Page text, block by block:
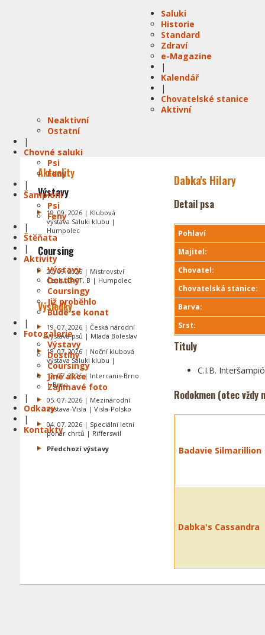
Saluki
Historie
Standard
Zdraví
e-Magazine
|
Kalendář
|
Chovatelské stanice
Aktivní
Neaktivní
Ostatní
|
Chovné saluki
Psi
Feny
|
Šampióni
Psi
Feny
|
Štěňata
|
Aktivity
Výstavy
Dostihy
Coursingy
Již proběhlo
Bude se konat
|
Fotogalerie
Výstavy
Dostihy
Coursingy
Jiné akce
Zajímavé foto
|
Odkazy
|
Kontakty
Dabka's Hilary
Detail psa
Pohlaví
Majitel:
Chovatel:
Chovatelská stanice:
Barva:
Srst:
Tituly
C.I.B.
Rodokmen (otec vždy
Badavie Silmarillion
Dabka's Cassandra
Aktuality
Výstavy
19. 09. 2026 | Klubová
výstava Saluki klubu |
Humpolec
Coursing
20. 09. 2026 | Mistrovství
Čech, CACT, B | Humpolec
Výsledky
19. 07. 2026 | Česká národní
výstava psů | Mladá Boleslav
18. 07. 2026 | Noční klubová
výstava Saluki klubu |
12. 07. 2026 | Intercanis-Brno
| Brno
05. 07. 2026 | Mezinárodní
výstava-Visla | Visla-Polsko
04. 07. 2026 | Speciální letní
pohár chrtů | Rifferswil
Předchozí výstavy